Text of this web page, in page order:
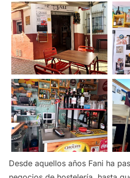
Desde aquellos años Fani ha